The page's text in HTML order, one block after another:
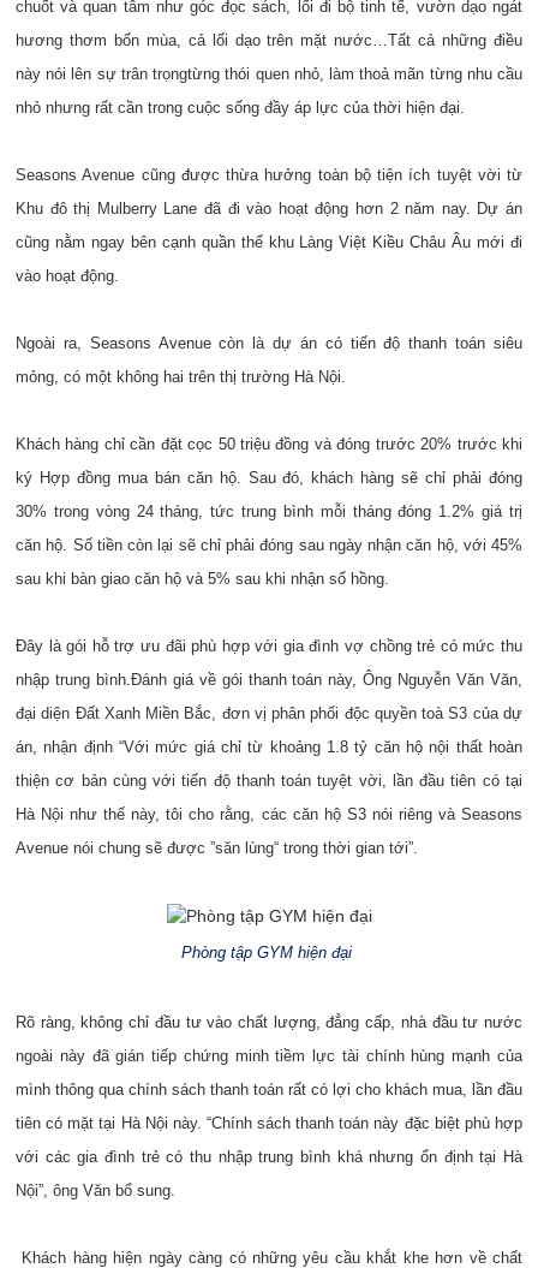
chuốt và quan tâm như góc đọc sách, lối đi bộ tinh tế, vườn dạo ngát
hương thơm bốn mùa, cả lối dạo trên mặt nước…Tất cả những điều
này nói lên sự trân trọngtừng thói quen nhỏ, làm thoả mãn từng nhu cầu
nhỏ nhưng rất cần trong cuộc sống đầy áp lực của thời hiện đại.
Seasons Avenue cũng được thừa hưởng toàn bộ tiện ích tuyệt vời từ
Khu đô thị Mulberry Lane đã đi vào hoạt động hơn 2 năm nay. Dự án
cũng nằm ngay bên cạnh quần thể khu Làng Việt Kiều Châu Âu mới đi
vào hoạt động.
Ngoài ra, Seasons Avenue còn là dự án có tiến độ thanh toán siêu
mỏng, có một không hai trên thị trường Hà Nội.
Khách hàng chỉ cần đặt cọc 50 triệu đồng và đóng trước 20% trước khi
ký Hợp đồng mua bán căn hộ. Sau đó, khách hàng sẽ chỉ phải đóng
30% trong vòng 24 tháng, tức trung bình mỗi tháng đóng 1.2% giá trị
căn hộ. Số tiền còn lại sẽ chỉ phải đóng sau ngày nhận căn hộ, với 45%
sau khi bàn giao căn hộ và 5% sau khi nhận sổ hồng.
Đây là gói hỗ trợ ưu đãi phù hợp với gia đình vợ chồng trẻ có mức thu
nhập trung bình.Đánh giá về gói thanh toán này, Ông Nguyễn Văn Văn,
đại diện Đất Xanh Miền Bắc, đơn vị phân phối độc quyền toà S3 của dự
án, nhận định “Với mức giá chỉ từ khoảng 1.8 tỷ căn hộ nội thất hoàn
thiện cơ bản cùng với tiến độ thanh toán tuyệt vời, lần đầu tiên có tại
Hà Nội như thế này, tôi cho rằng, các căn hộ S3 nói riêng và Seasons
Avenue nói chung sẽ được ”săn lùng“ trong thời gian tới”.
Phòng tập GYM hiện đại
Rõ ràng, không chỉ đầu tư vào chất lượng, đẳng cấp, nhà đầu tư nước
ngoài này đã gián tiếp chứng minh tiềm lực tài chính hùng mạnh của
mình thông qua chính sách thanh toán rất có lợi cho khách mua, lần đầu
tiên có mặt tại Hà Nội này. “Chính sách thanh toán này đặc biệt phù hợp
với các gia đình trẻ có thu nhập trung bình khá nhưng ổn định tại Hà
Nội”, ông Văn bổ sung.
Khách hàng hiện ngày càng có những yêu cầu khắt khe hơn về chất